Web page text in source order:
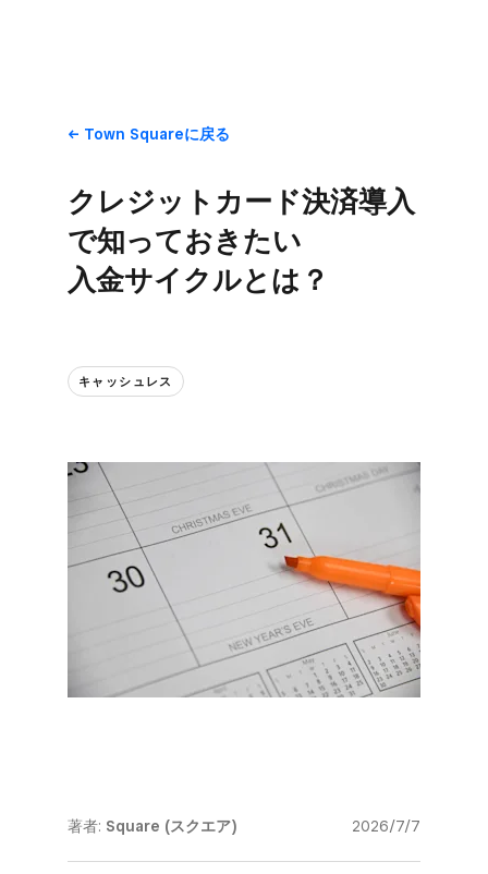
Town Squareに​戻る
クレジットカード決済導入
で​知って​おきたい​
入金サイクルとは？
キャッシュレス
著者: Square (スクエア) 2026/7/7